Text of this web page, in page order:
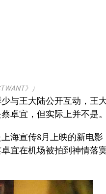
》）
与王大陆公开互动，王
卓宜，但实际上并不是。
海宣传8月上映的新电影
宜在机场被拍到神情落